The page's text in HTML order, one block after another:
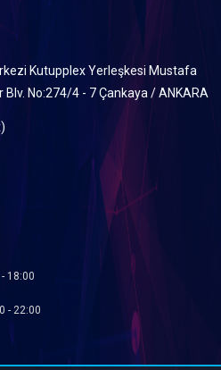
Kutupplex Yerleşkesi Mustafa
Blv. No:274/4 - 7 Çankaya / ANKARA
18:00
- 22:00